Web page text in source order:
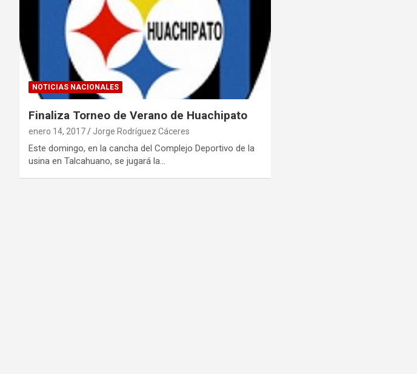
NOTICIAS NACIONALES
Finaliza Torneo de Verano de Huachipato
enero 14, 2017 Jorge Rodríguez Cáceres
Este domingo, en la cancha del Complejo Deportivo de la
usina en Talcahuano, se jugará la…